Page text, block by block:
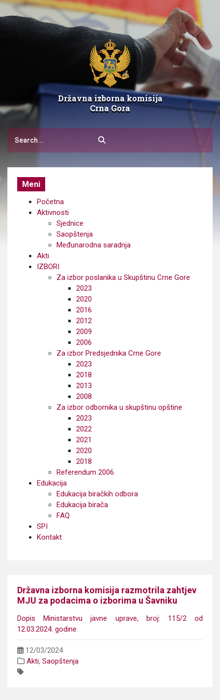
Državna izborna komisija
Crna Gora
Meni
Početna
Aktivnosti
Sjednice
Saopštenja
Međunarodna saradnja
Akti
IZBORI
Za izbor poslanika u Skupštinu Crne Gore
2023
2020
2016
2012
2009
2006
Za izbor Predsjednika Crne Gore
2023
2018
2013
2008
Za izbor odbornika u skupštinu opštine
2023
2022
2021
2020
2018
Referendum 2006
Edukacija
Edukacija biračkih odbora
Edukacija birača
FAQ
SPI
Kontakt
Državna izborna komisija razmotrila zahtjev
MJU za podacima o izborima u Šavniku
Dopis Ministarstvu javne uprave, broj: 115/2 od
12.03.2024. godine
12/03/2024
Akti, Saopštenja